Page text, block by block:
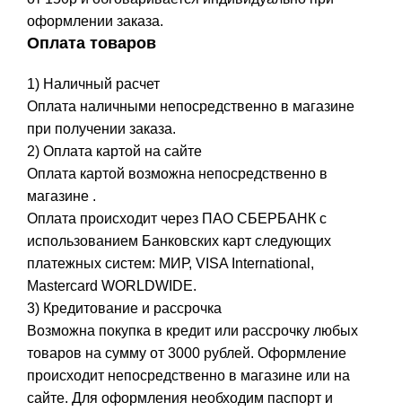
оформлении заказа.
Оплата товаров
1) Наличный расчет
Оплата наличными непосредственно в магазине
при получении заказа.
2) Оплата картой на сайте
Оплата картой возможна непосредственно в
магазине .
Оплата происходит через ПАО СБЕРБАНК с
использованием Банковских карт следующих
платежных систем: МИР, VISA International,
Mastercard WORLDWIDE.
3) Кредитование и рассрочка
Возможна покупка в кредит или рассрочку любых
товаров на сумму от 3000 рублей. Оформление
происходит непосредственно в магазине или на
сайте. Для оформления необходим паспорт и